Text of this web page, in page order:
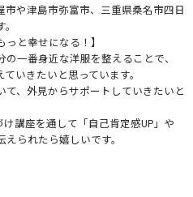
や津島市弥富市、三重県桑名市四日
っと幸せになる！】
一番身近な洋服を整えることで、
いきたいと思っています。
、外見からサポートしていきたいと
講座を通して「自己肯定感UP」や
られたら嬉しいです。